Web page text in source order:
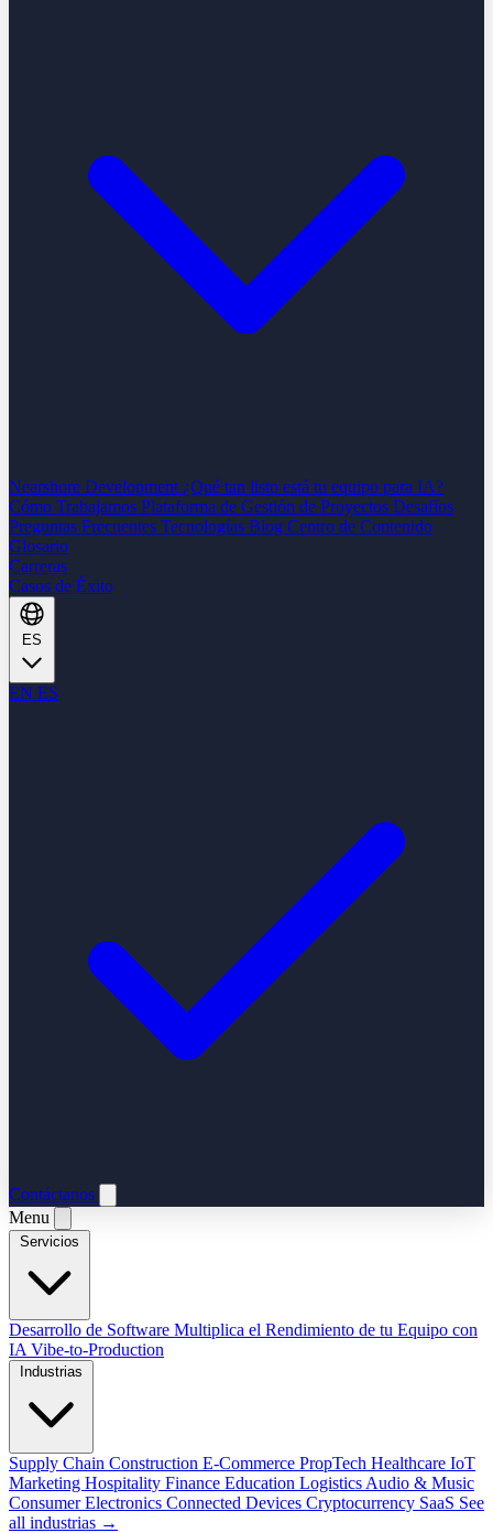
Nearshore Development ¿Qué tan listo está tu equipo para IA?
Cómo Trabajamos Plataforma de Gestión de Proyectos Desafíos
Preguntas Frecuentes Tecnologías Blog Centro de Contenido
Glosario
Carreras
Casos de Éxito
EN ES
Contáctanos
Menu
Desarrollo de Software Multiplica el Rendimiento de tu Equipo con
IA Vibe-to-Production
Supply Chain Construction E-Commerce PropTech Healthcare IoT
Marketing Hospitality Finance Education Logistics Audio & Music
Consumer Electronics Connected Devices Cryptocurrency SaaS See
all industrias →